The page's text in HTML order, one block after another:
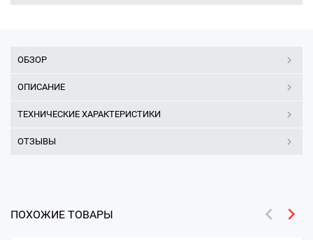
ОБЗОР
ОПИСАНИЕ
ТЕХНИЧЕСКИЕ ХАРАКТЕРИСТИКИ
ОТЗЫВЫ
ПОХОЖИЕ ТОВАРЫ